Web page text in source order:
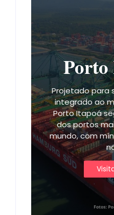
Projetado para
integrado ao
Porto Itapoá
dos portos
mundo, com